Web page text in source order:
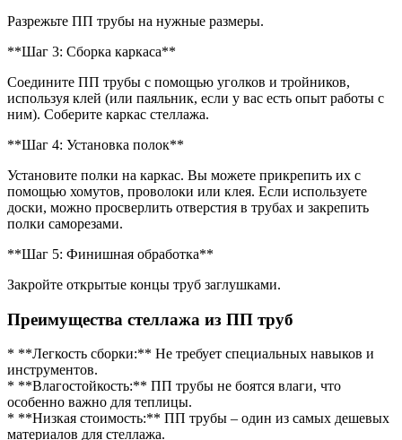
Разрежьте ПП трубы на нужные размеры.
**Шаг 3: Сборка каркаса**
Соедините ПП трубы с помощью уголков и тройников,
используя клей (или паяльник, если у вас есть опыт работы с
ним). Соберите каркас стеллажа.
**Шаг 4: Установка полок**
Установите полки на каркас. Вы можете прикрепить их с
помощью хомутов, проволоки или клея. Если используете
доски, можно просверлить отверстия в трубах и закрепить
полки саморезами.
**Шаг 5: Финишная обработка**
Закройте открытые концы труб заглушками.
Преимущества стеллажа из ПП труб
* **Легкость сборки:** Не требует специальных навыков и
инструментов.
* **Влагостойкость:** ПП трубы не боятся влаги, что
особенно важно для теплицы.
* **Низкая стоимость:** ПП трубы – один из самых дешевых
материалов для стеллажа.